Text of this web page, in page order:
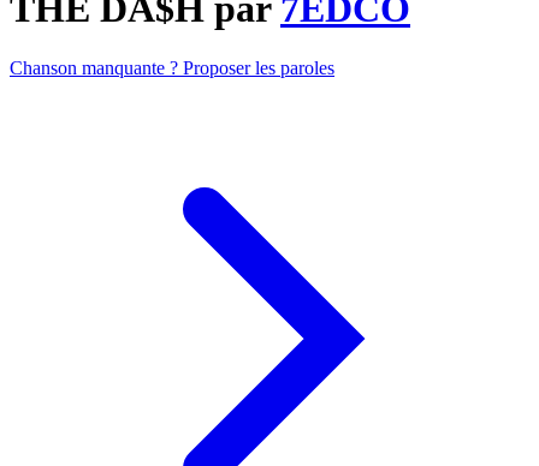
THE DA$H par 7EDCO
Chanson manquante ? Proposer les paroles